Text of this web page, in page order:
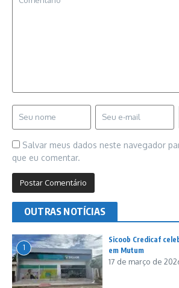
Salvar meus dados neste navegador
que eu comentar.
OUTRAS NOTÍCIAS
1
Sicoob Credicaf
em Mutum
17 de março de